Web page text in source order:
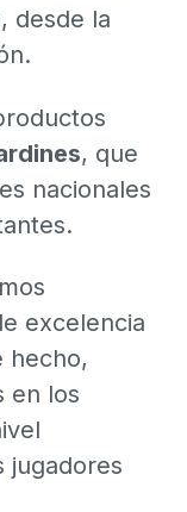
desde la
, que
nacionales
excelencia
hecho,
en los
jugadores